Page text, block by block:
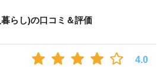
らし)の口コミ＆評価
4.0